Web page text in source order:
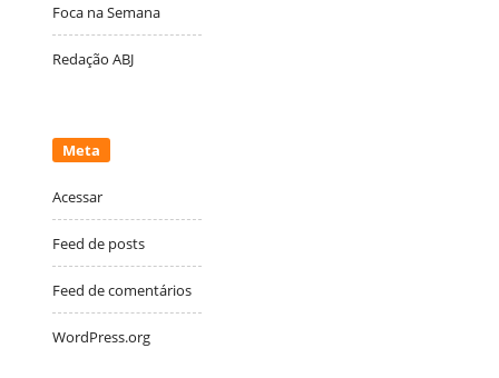
Foca na Semana
Redação ABJ
Meta
Acessar
Feed de posts
Feed de comentários
WordPress.org